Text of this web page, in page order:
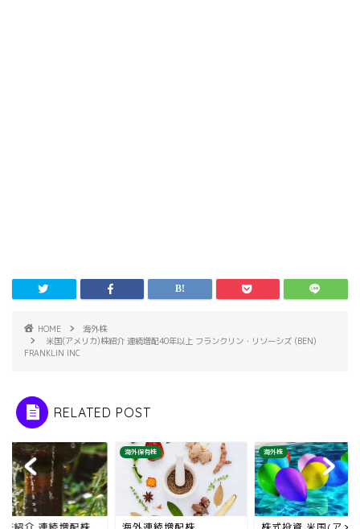
HOME
海外株
米国(アメリカ)株紹介 連続増配40年以上 フランクリン・リソーシズ (BEN)
FRANKLIN INC
RELATED POST
海外保有株 海外株